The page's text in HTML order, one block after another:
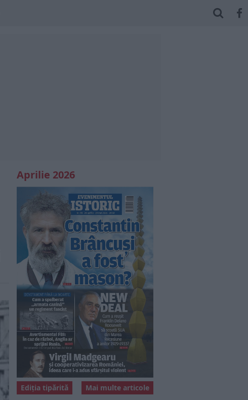
Aprilie 2026
Mai multe articole
Ediția tipărită